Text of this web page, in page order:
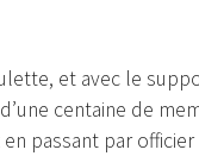
et avec le
centaine de
passant par